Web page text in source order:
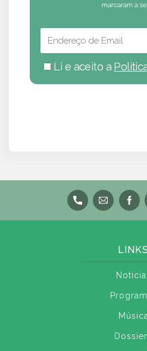
Li e aceito a
LINKS
Música